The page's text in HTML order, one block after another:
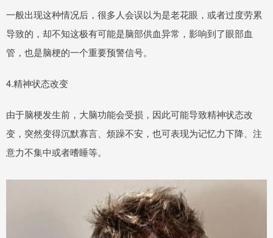
一般出现这种情况后，很多人会误以为是老花眼，或者过度劳累
导致的，却不知这极有可能是脑部供血异常，影响到了眼部血
管，也是脑梗的一个重要预警信号。
4.精神状态改变
由于脑梗发生前，大脑功能会受损，因此可能导致精神状态改
变，突然变得沉默寡言、烦躁不安，也可表现为记忆力下降、注
意力不集中或者嗜睡等。